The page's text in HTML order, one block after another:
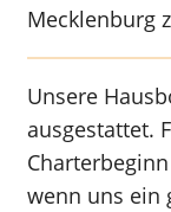
Mecklenburg
Unsere
ausgestattet.
wenn uns ein